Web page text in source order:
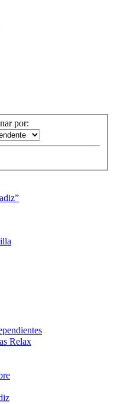
por:
Relax